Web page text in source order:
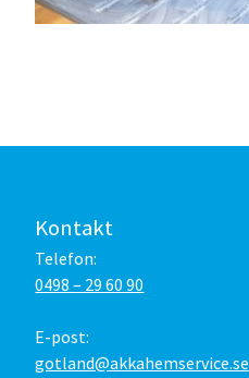
Kontakt
Telefon:
0498 – 29 60 90
E-post:
gotland@akkahemservice.se